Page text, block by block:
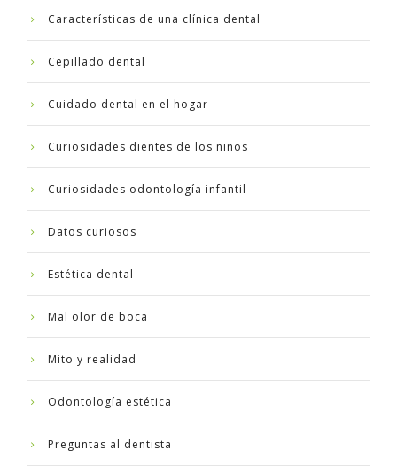
Características de una clínica dental
Cepillado dental
Cuidado dental en el hogar
Curiosidades dientes de los niños
Curiosidades odontología infantil
Datos curiosos
Estética dental
Mal olor de boca
Mito y realidad
Odontología estética
Preguntas al dentista